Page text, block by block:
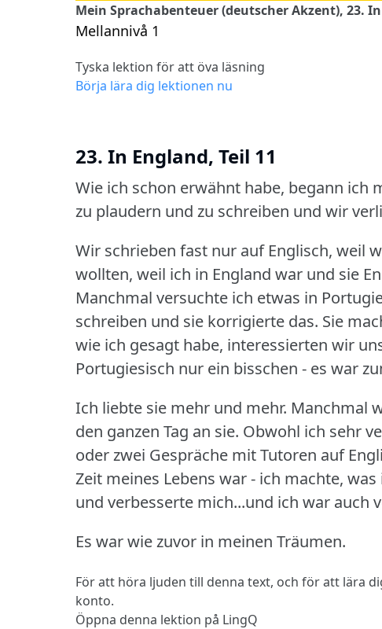
Mein Sprachabenteuer (deutscher Akzent), 23.
Mellannivå 1
Tyska lektion för att öva läsning
Börja lära dig lektionen nu
23. In England, Teil 11
Wie ich schon erwähnt habe, begann ich
zu plaudern und zu schreiben und wir
Wir schrieben fast nur auf Englisch, weil
wollten, weil ich in England war und sie
Manchmal versuchte ich etwas in
schreiben und sie korrigierte das. Sie
wie ich gesagt habe, interessierten wir
Portugiesisch nur ein bisschen - es war
Ich liebte sie mehr und mehr. Manchmal
den ganzen Tag an sie. Obwohl ich sehr
oder zwei Gespräche mit Tutoren auf
Zeit meines Lebens war - ich machte,
und verbesserte mich...und ich war auch
Es war wie zuvor in meinen Träumen.
För att höra ljuden till denna text, och för att lära
konto.
Öppna denna lektion på LingQ